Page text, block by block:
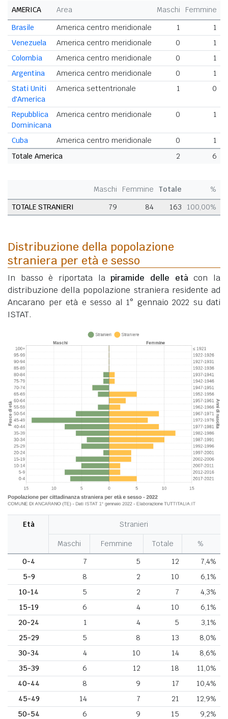
AMERICA Area Maschi Femmine
Brasile
America centro meridionale 1
1
Venezuela
America centro meridionale 0
1
Colombia
America centro meridionale 0
1
Argentina
America centro meridionale 0
1
Stati Uniti
d'America
America settentrionale 1 0
Repubblica
Dominicana
America centro meridionale 0 1
Cuba America centro meridionale 0
1
Totale America
2 6
Maschi Femmine Totale
%
TOTALE STRANIERI
79 84 163 100,00%
Distribuzione della popolazione
straniera per età e sesso
In basso è riportata lapiramide delle etàcon la
distribuzione della popolazione straniera residente ad
Ancarano per età e sesso al 1° gennaio 2022 su dati
ISTAT.
Età Stranieri
Maschi Femmine Totale
%
0-4
7 5 12
7,4%
5-9
8 2 10
6,1%
10-14
5 2 7
4,3%
15-19
6 4 10
6,1%
20-24
1 4 5
3,1%
25-29
5 8 13
8,0%
30-34
4 10 14
8,6%
35-39
6 12 18
11,0%
40-44
8 9 17
10,4%
45-49
14 7 21
12,9%
50-54
6 9 15
9,2%